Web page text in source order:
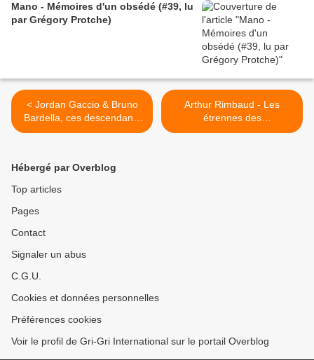
Mano - Mémoires d'un obsédé (#39, lu
par Grégory Protche)
< Jordan Gaccio & Bruno
Bardella, ces descendants
d'Italiens qui baisent utile
Arthur Rimbaud - Les
étrennes des
orphelins / Sensation / Solei
Hébergé par Overblog
Top articles
Pages
Contact
Signaler un abus
C.G.U.
Cookies et données personnelles
Préférences cookies
Voir le profil de Gri-Gri International sur le portail Overblog